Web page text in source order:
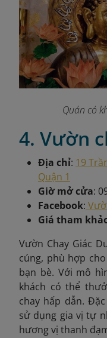
Quán có
4. Vườn
Địa chỉ: 19
Quận 1
Giờ mở cửa:
Facebook:
Giá tham
Vườn Chay Giác
cúng, phù hợp
bạn bè. Với mô
khách có thể
chay hấp dẫn.
sử dụng gia vị tự
hương vị thanh